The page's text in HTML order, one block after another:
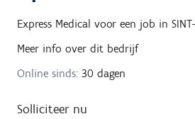
Express Medical voor een job in
Meer info over dit bedrijf
Online sinds: 30 dagen
Solliciteer nu